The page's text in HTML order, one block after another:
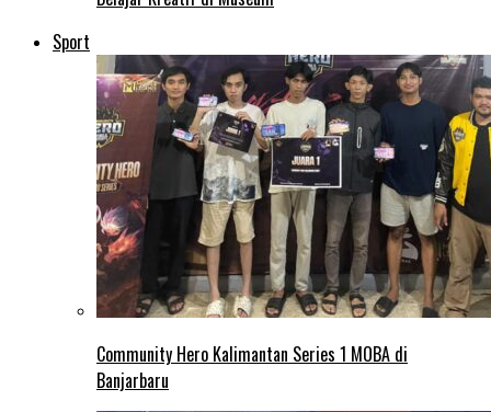
Sport
Community Hero Kalimantan Series 1 MOBA di
Banjarbaru